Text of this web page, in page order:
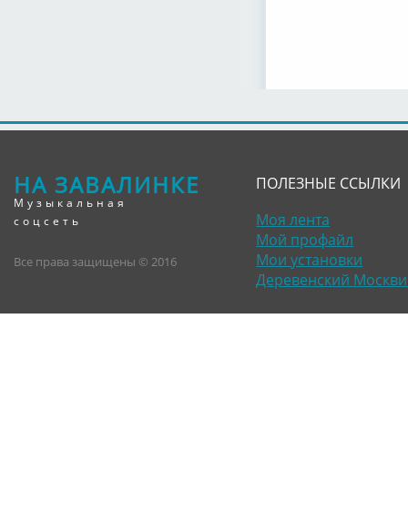
НА ЗАВАЛИНКЕ
Музыкальная
соцсеть
Все права защищены © 2016
ПОЛЕЗНЫЕ ССЫЛКИ
Моя лента
Мой профайл
Мои установки
Деревенский